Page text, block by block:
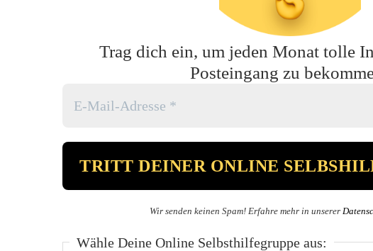
Trag dich ein, um jeden Monat tolle
Posteingang zu
Wir senden keinen Spam! Erfahre mehr in unserer
Wähle Deine Online Selbsthilfegruppe aus: